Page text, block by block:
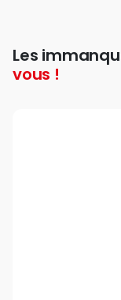
Les
vous !